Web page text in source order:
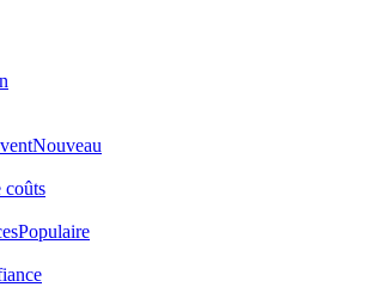
Nouveau
coûts
Populaire